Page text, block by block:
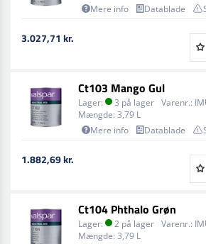
Med Valspar Industrial Mix får du
holdbarhed og effektivitet i alle dine
Mere info
Datablade
3.027,71 kr.
Ct103 Mango Gul
Lager: 3 på lager Varenr.:
Mængde: 3,79 L
Mere info
Datablade
1.882,69 kr.
Ct104 Phthalo Grøn
Lager: 2 på lager Varenr.:
Mængde: 3,79 L